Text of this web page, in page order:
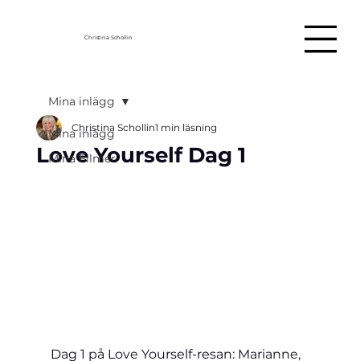
Christina Schollin
Mina inlägg
Mina Filmer
Mina inlägg
Love Yourself Dag 1
Christina Schollin1 min läsning
Dag 1 på Love Yourself-resan: Marianne,